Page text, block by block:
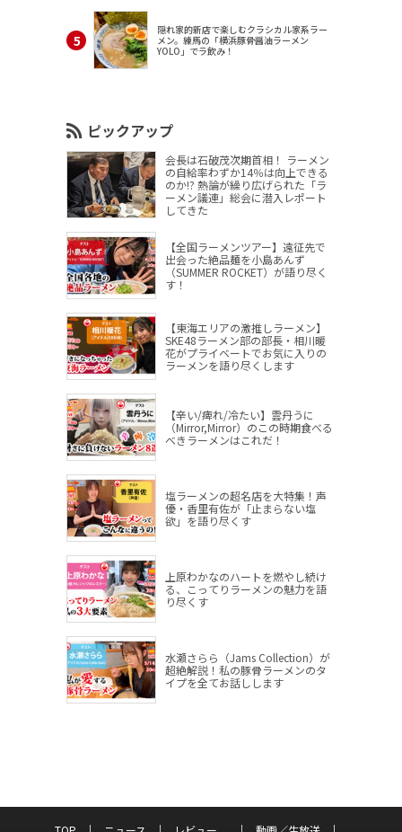
隠れ家的新店で楽しむクラシカル家系ラー
メン。練馬の「横浜豚骨醤油ラーメン
YOLO」でラ飲み！
ピックアップ
会長は石破茂次期首相！ ラーメン
の自給率わずか14％は向上できる
のか!? 熱論が繰り広げられた「ラ
ーメン議連」総会に潜入レポート
してきた
【全国ラーメンツアー】遠征先で
出会った絶品麺を小島あんず
（SUMMER ROCKET）が語り尽く
す！
【東海エリアの激推しラーメン】
SKE48ラーメン部の部長・相川暖
花がプライベートでお気に入りの
ラーメンを語り尽くします
【辛い/痺れ/冷たい】雲丹うに
（Mirror,Mirror）のこの時期食べる
べきラーメンはこれだ！
塩ラーメンの超名店を大特集！声
優・香里有佐が「止まらない塩
欲」を語り尽くす
上原わかなのハートを燃やし続け
る、こってりラーメンの魅力を語
り尽くす
水瀬さらら（Jams Collection）が
超絶解説！私の豚骨ラーメンのタ
イプを全てお話しします